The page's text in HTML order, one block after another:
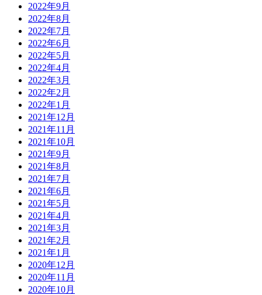
2022年9月
2022年8月
2022年7月
2022年6月
2022年5月
2022年4月
2022年3月
2022年2月
2022年1月
2021年12月
2021年11月
2021年10月
2021年9月
2021年8月
2021年7月
2021年6月
2021年5月
2021年4月
2021年3月
2021年2月
2021年1月
2020年12月
2020年11月
2020年10月